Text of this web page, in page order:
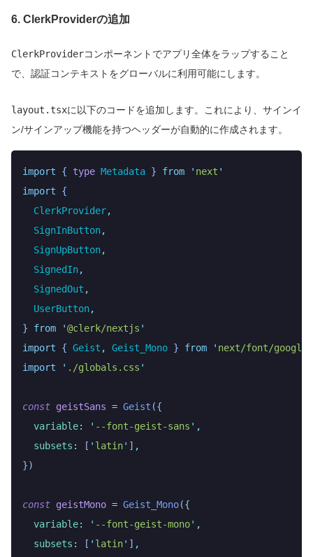
6. ClerkProviderの追加
ClerkProviderコンポーネントでアプリ全体をラップすること
で、認証コンテキストをグローバルに利用可能にします。
layout.tsxに以下のコードを追加します。これにより、サインイ
ン/サインアップ機能を持つヘッダーが自動的に作成されます。
import { type Metadata } from ' next '
import {
  ClerkProvider
,
  SignInButton
,
  SignUpButton
,
  SignedIn
,
  SignedOut
,
  UserButton
,
} from '@clerk/nextjs '
import { Geist , Geist_Mono } from ' next/font/google
import ' ./globals.css '
const geistSans = Geist ({
  variable
: ' --font-geist-sans ' ,
  subsets
: [ ' latin' ] ,
})
const geistMono = Geist_Mono({
  variable
: ' --font-geist-mono' ,
  subsets
: [ ' latin' ] ,